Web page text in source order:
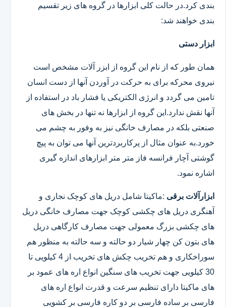
بندی کرد.در حالت کلی ابزارها در گروه های زیر تقسیم
بندی خواهند شد:
ابزار دستی
همان طور که از نام این گروه از ابزر آلات مشخص است
نیروی محرکه برای به حرکت در آوردن آنها از دست انسان
تامین می گردد و انرژی الکتریکی یا فشار باد در استفاده از
آنها نقش ندارد.این گروه از ابزارها نه تنها در بخش های
صنعتی بلکه در مصارف خانگی نیز به وفور به چشم می
خورد.به عنوان مثال از پرکاربردترین آنها می توان به پیچ
گوشتی آچار فرانسه فاز متر متر ابزارهای اندازه گیری
اشاره نمود.
ابزارآلات برقی :ماکیتا شامل دریل های کوچک نجاری و
آهنگری دریل های چکشی کوچک جهت مصارف خانگی دریل
های چکشی بزرگ معمولی جهت مصارف کارگاهی دریل
های بتون کن چهار شیار دو حالته و سه حالته به منظور هم
سوراخکاری و هم تخریب چکش های تخریب از 4 کیلویی تا
30 کیلویی جهت تخریب های سنگین انواع اره های عمود بر
های ماکیتا دارای تنظیم سرعت و قدرت انواع اره های
فارسی بر ساده فارسی بر دو کاره فارسی بر کشویی